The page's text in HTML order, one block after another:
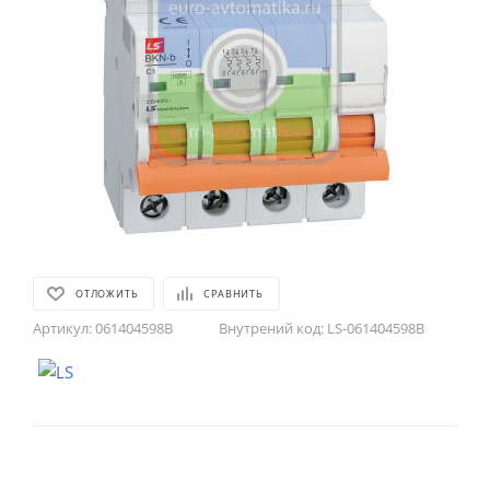
ОТЛОЖИТЬ СРАВНИТЬ
Артикул:061404598B Внутрений код: LS-061404598B